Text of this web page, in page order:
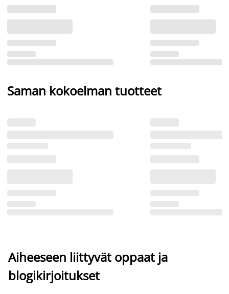
Saman kokoelman tuotteet
Aiheeseen liittyvät oppaat ja
blogikirjoitukset